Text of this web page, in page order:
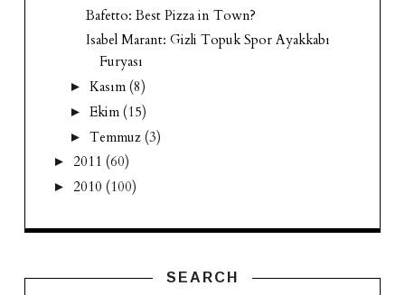
Bafetto: Best Pizza in Town?
Isabel Marant: Gizli Topuk Spor Ayakkabı
Furyası
► Kasım (8)
► Ekim (15)
► Temmuz (3)
► 2011 (60)
► 2010 (100)
SEARCH